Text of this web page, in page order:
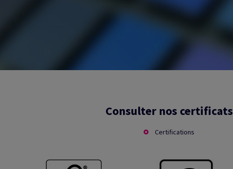
Consulter nos certificats
Certifications